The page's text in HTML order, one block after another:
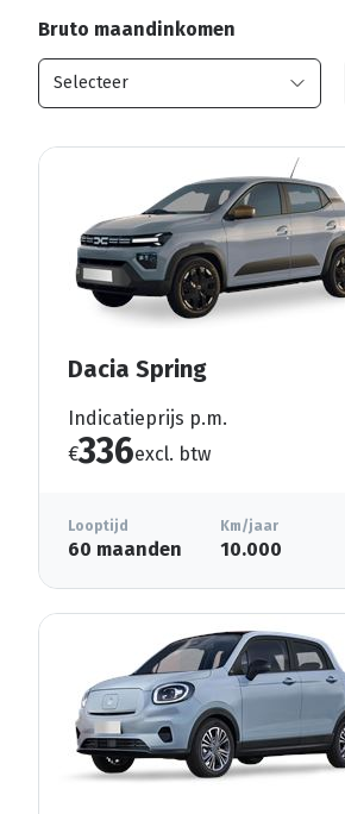
Bruto maandinkomen
Dacia Spring
Indicatieprijs p.m.
€336excl. btw
Looptijd
60 maanden
Km/jaar
10.000